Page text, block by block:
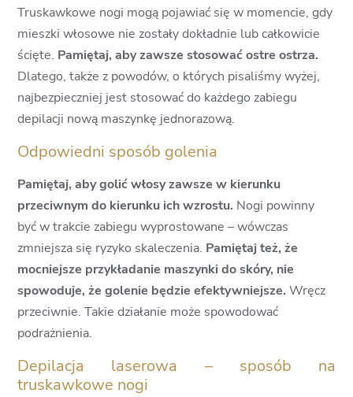
Truskawkowe nogi mogą pojawiać się w momencie, gdy
mieszki włosowe nie zostały dokładnie lub całkowicie
ścięte. Pamiętaj, aby zawsze stosować ostre ostrza.
Dlatego, także z powodów, o których pisaliśmy wyżej,
najbezpieczniej jest stosować do każdego zabiegu
depilacji nową maszynkę jednorazową.
Odpowiedni sposób golenia
Pamiętaj, aby golić włosy zawsze w kierunku
przeciwnym do kierunku ich wzrostu. Nogi powinny
być w trakcie zabiegu wyprostowane – wówczas
zmniejsza się ryzyko skaleczenia. Pamiętaj też, że
mocniejsze przykładanie maszynki do skóry, nie
spowoduje, że golenie będzie efektywniejsze. Wręcz
przeciwnie. Takie działanie może spowodować
podrażnienia.
Depilacja laserowa – sposób na
truskawkowe nogi